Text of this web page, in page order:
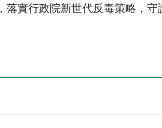
實行政院新世代反毒策略，